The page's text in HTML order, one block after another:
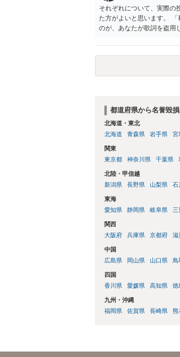
それぞれについて、実際の
た方がよいと思います。
のが、あなたが歌詞を盗用
害とは言い難いところです
てくる可能性はありますが
都道府県から名誉毀
北海道・東北
北海道
青森県 岩手県 宮
関東
東京都
神奈川県 千葉県
北陸・甲信越
新潟県
長野県 山梨県 石
東海
愛知県
静岡県 岐阜県 三
関西
大阪府
兵庫県 京都府 滋
中国
広島県
岡山県 山口県 鳥
四国
香川県
愛媛県 高知県 徳
九州・沖縄
福岡県
佐賀県 長崎県 熊